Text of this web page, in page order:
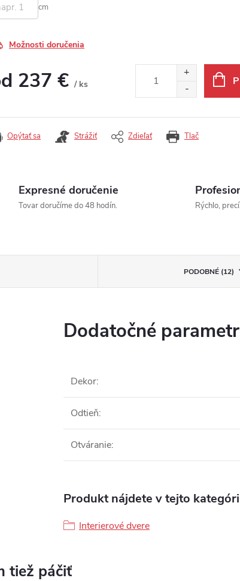
cm
Možnosti doručenia
237 € / ks
Tlač
Opýtať sa Strážiť Zdieľať
Expresné doručenie
Tovar doručíme do 48 hodín. Rýchlo,
PODOBNÉ (12)
Dodatočné
Dekor:
Odtieň:
Otváranie:
Produkt nájdete v tejto
Interierové dvere